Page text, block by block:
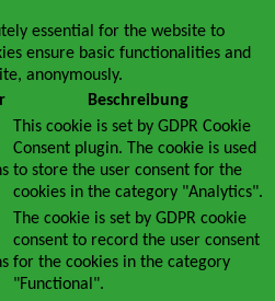
essential for the website to
ensure basic functionalities and
anonymously.
Beschreibung
This cookie is set by GDPR Cookie
Consent plugin. The cookie is used
to store the user consent for the
cookies in the category "Analytics".
The cookie is set by GDPR cookie
consent to record the user consent
for the cookies in the category
"Functional".